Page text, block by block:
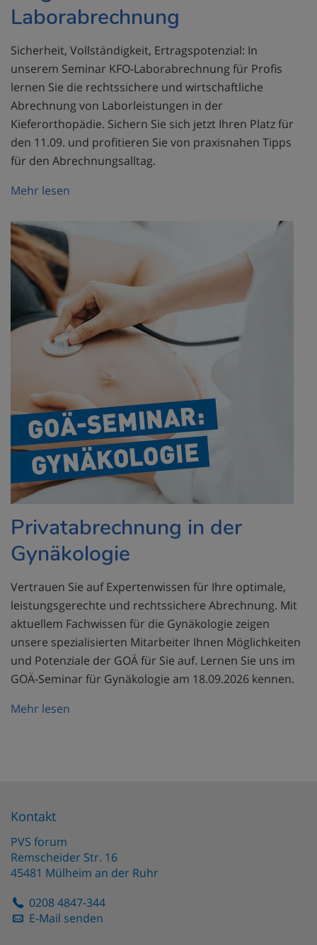
Laborabrechnung
Sicherheit, Vollständigkeit, Ertragspotenzial: In
unserem Seminar KFO-Laborabrechnung für Profis
lernen Sie die rechtssichere und wirtschaftliche
Abrechnung von Laborleistungen in der
Kieferorthopädie. Sichern Sie sich jetzt Ihren Platz für
den 11.09. und profitieren Sie von praxisnahen Tipps
für den Abrechnungsalltag.
Mehr lesen
Privatabrechnung in der
Gynäkologie
Vertrauen Sie auf Expertenwissen für Ihre optimale,
leistungsgerechte und rechtssichere Abrechnung. Mit
aktuellem Fachwissen für die Gynäkologie zeigen
unsere spezialisierten Mitarbeiter Ihnen Möglichkeiten
und Potenziale der GOÄ für Sie auf. Lernen Sie uns im
GOÄ-Seminar für Gynäkologie am 18.09.2026 kennen.
Mehr lesen
Kontakt
PVS forum
Remscheider Str. 16
45481 Mülheim an der Ruhr
0208 4847-344
E-Mail senden